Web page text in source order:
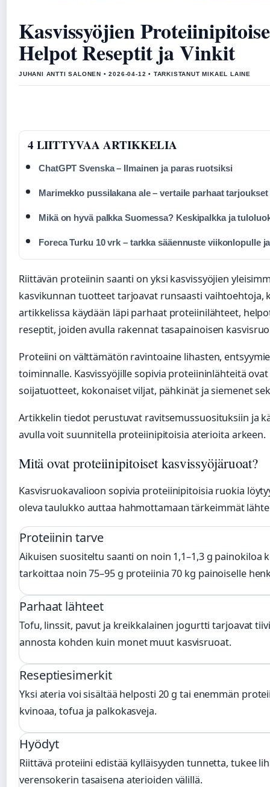
Kasvissyöjien
Helpot Reseptit ja Vinkit
JUHANI ANTTI SALONEN • 2026-04-12 • TARKISTANUT MIKAEL LAINE
4 LIITTYVAA ARTIKKELIA
ChatGPT Svenska – Ilmainen ja paras ruotsiksi
Marimekko pussilakana ale – vertaile parhaat tarjoukset
Mikä on hyvä palkka Suomessa? Keskipalkka ja
Foreca Turku 10 vrk – tarkka sääennuste viikonlopulle
Riittävän proteiinin saanti on yksi kasvissyöjien
kasvikunnan tuotteet tarjoavat runsaasti vaihtoehtoja,
artikkelissa käydään läpi parhaat proteiinilähteet,
reseptit, joiden avulla rakennat tasapainoisen
Proteiini on välttämätön ravintoaine lihasten,
toiminnalle. Kasvissyöjille sopivia proteiininlähteitä
soijatuotteet, kokonaiset viljat, pähkinät ja siemenet
Artikkelin tiedot perustuvat ravitsemussuosituksiin ja
avulla voit suunnitella proteiinipitoisia aterioita arkeen.
Mitä ovat proteiinipitoiset kasvissyöjäruoat?
Kasvisruokavalioon sopivia proteiinipitoisia ruokia
oleva taulukko auttaa hahmottamaan tärkeimmät
Proteiinin tarve
Aikuisen suositeltu saanti on noin 1,1–1,3 g painokiloa
tarkoittaa noin 75–95 g proteiinia 70 kg painoiselle
Parhaat lähteet
Tofu, linssit, pavut ja kreikkalainen jogurtti tarjoavat
annosta kohden kuin monet muut kasvisruoat.
Reseptiesimerkit
Yksi ateria voi sisältää helposti 20 g tai enemmän
kvinoaa, tofua ja palkokasveja.
Hyödyt
Riittävä proteiini edistää kylläisyyden tunnetta, tukee
verensokerin tasaisena aterioiden välillä.